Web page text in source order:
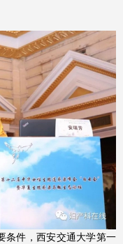
条件，西安交通大学第一